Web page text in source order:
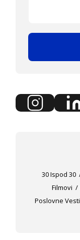
30 Ispod 30
Filmovi
Poslovne Vesti